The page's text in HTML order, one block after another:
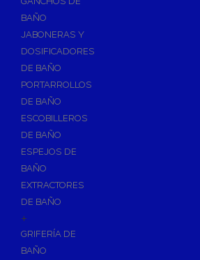
Accesorios y Grupos Contra
Calderas y estufas de biomasa
Sistemas de Energía Solar
Estructuras de soporte
Sistemas de Aerotermia
Sistemas de Energía Solar
Paneles
Inversores
Baterías
Estructuras
Fontanería
BAÑO
JABONERAS Y
DOSIFICADORES
DE BAÑO
PORTARROLLOS
DE BAÑO
ESCOBILLEROS
DE BAÑO
ESPEJOS DE
BAÑO
EXTRACTORES
DE BAÑO
+
GRIFERÍA DE
BAÑO